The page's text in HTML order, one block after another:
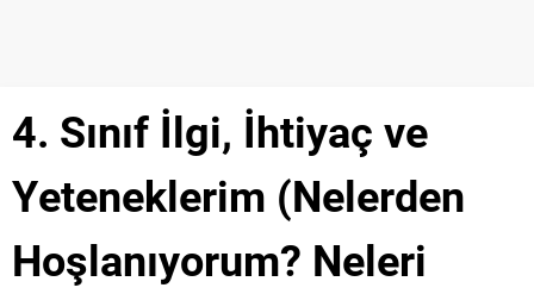
4. Sınıf İlgi, İhtiyaç ve
Yeteneklerim (Nelerden
Hoşlanıyorum? Neleri